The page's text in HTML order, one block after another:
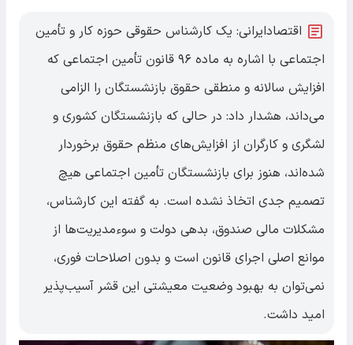
اقتصادایرانی: یک کارشناس حقوقی حوزه کار و تأمین
اجتماعی با اشاره به ماده ۹۶ قانون تأمین اجتماعی که
افزایش سالانه و منطقی حقوق بازنشستگان را الزامی
می‌داند، هشدار داد: در حالی که بازنشستگان کشوری و
لشگری و کارگران از افزایش‌های منظم حقوق برخوردار
شده‌اند، هنوز برای بازنشستگان تأمین اجتماعی هیچ
تصمیم جدی اتخاذ نشده است. به گفته این کارشناس،
مشکلات مالی صندوق، بدهی دولت و سوءمدیریت‌ها از
موانع اصلی اجرای قانون است و بدون اصلاحات فوری،
نمی‌توان به بهبود وضعیت معیشتی این قشر آسیب‌پذیر
امید داشت.